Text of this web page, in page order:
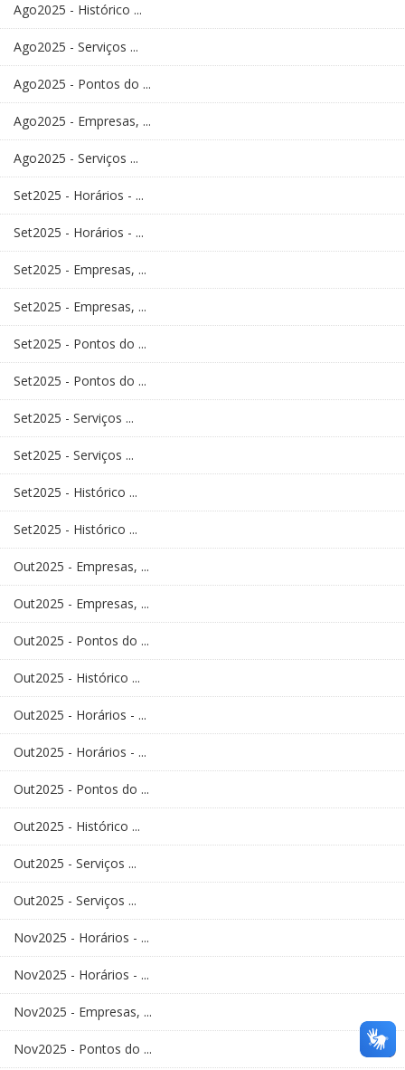
Ago2025 - Histórico ...
Ago2025 - Serviços ...
Ago2025 - Pontos do ...
Ago2025 - Empresas, ...
Ago2025 - Serviços ...
Set2025 - Horários - ...
Set2025 - Horários - ...
Set2025 - Empresas, ...
Set2025 - Empresas, ...
Set2025 - Pontos do ...
Set2025 - Pontos do ...
Set2025 - Serviços ...
Set2025 - Serviços ...
Set2025 - Histórico ...
Set2025 - Histórico ...
Out2025 - Empresas, ...
Out2025 - Empresas, ...
Out2025 - Pontos do ...
Out2025 - Histórico ...
Out2025 - Horários - ...
Out2025 - Horários - ...
Out2025 - Pontos do ...
Out2025 - Histórico ...
Out2025 - Serviços ...
Out2025 - Serviços ...
Nov2025 - Horários - ...
Nov2025 - Horários - ...
Nov2025 - Empresas, ...
Nov2025 - Pontos do ...